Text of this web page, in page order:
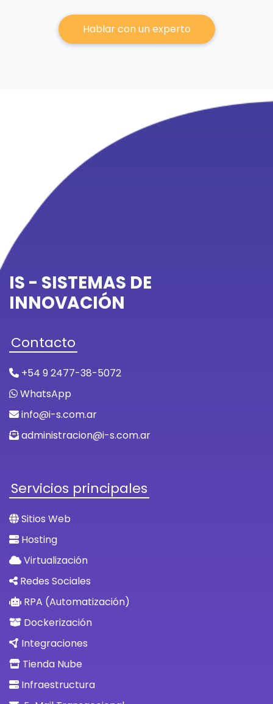
Hablar con un experto
IS - SISTEMAS DE
INNOVACIÓN
Contacto
+54 9 2477-38-5072
WhatsApp
info@i-s.com.ar
administracion@i-s.com.ar
Servicios principales
Sitios Web
Hosting
Virtualización
Redes Sociales
RPA (Automatización)
Dockerización
Integraciones
Tienda Nube
Infraestructura